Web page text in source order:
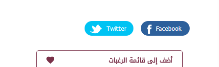
أضف إلى قائمة الرغبات